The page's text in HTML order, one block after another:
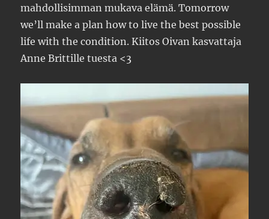
mahdollisimman mukava elämä. Tomorrow
we’ll make a plan how to live the best possible
life with the condition. Kiitos Oivan kasvattaja
Anne Brittille tuesta <3